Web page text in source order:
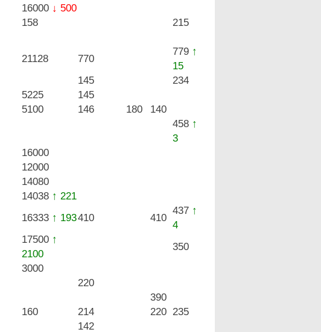
16000 ↓ 500
158
215
21128 770
779 ↑
15
145
234
5225
145
5100 146 180
140
458 ↑
3
16000
12000
14080
14038 ↑ 221
16333 ↑ 193410 410
437 ↑
4
17500 ↑
2100
350
3000
220
390
160 214 220 235
142